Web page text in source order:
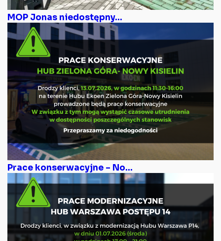
MOP Jonas niedostępny...
Prace konserwacyjne – No...